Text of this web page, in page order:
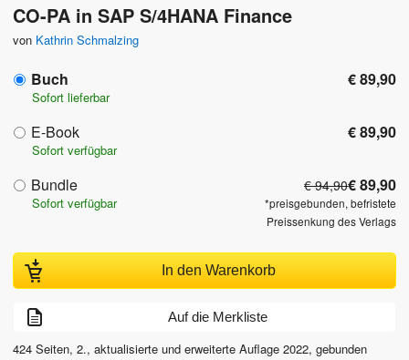
CO-PA in SAP S/4HANA Finance
von Kathrin Schmalzing
Buch € 89,90
Sofort lieferbar
E-Book € 89,90
Sofort verfügbar
Bundle € 94,90€ 89,90
*preisgebunden, befristete
Preissenkung des Verlags
Sofort verfügbar
In den Warenkorb
Auf die Merkliste
424 Seiten, 2., aktualisierte und erweiterte Auflage 2022, gebunden